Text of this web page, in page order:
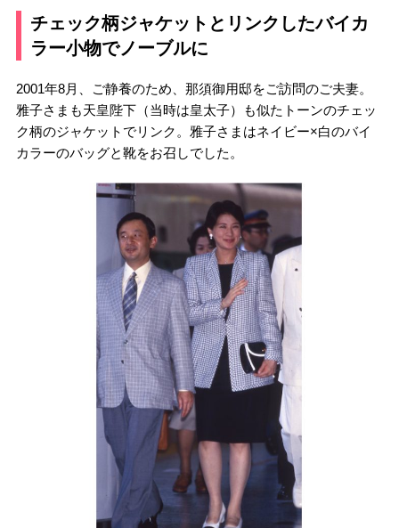
チェック柄ジャケットとリンクしたバイカ
ラー小物でノーブルに
2001年8月、ご静養のため、那須御用邸をご訪問のご夫妻。
雅子さまも天皇陛下（当時は皇太子）も似たトーンのチェッ
ク柄のジャケットでリンク。雅子さまはネイビー×白のバイ
カラーのバッグと靴をお召しでした。